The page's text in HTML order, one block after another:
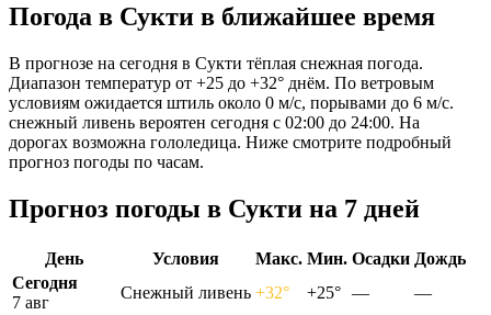
Погода в Сукти в ближайшее время
В прогнозе на сегодня в Сукти тёплая снежная погода.
Диапазон температур от +25 до +32° днём. По ветровым
условиям ожидается штиль около 0 м/с, порывами до 6 м/с.
снежный ливень вероятен сегодня с 02:00 до 24:00. На
дорогах возможна гололедица. Ниже смотрите подробный
прогноз погоды по часам.
Прогноз погоды в Сукти на 7 дней
День Условия Макс. Мин. Осадки Дождь
Сегодня
7 авг
Снежный ливень +32° +25° —
—